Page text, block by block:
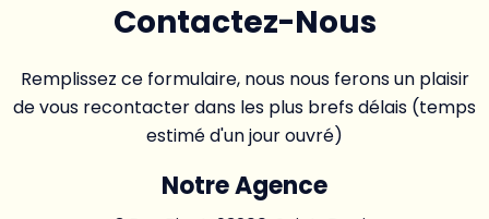
Contactez-Nous
Remplissez ce formulaire, nous nous ferons un plaisir
de vous recontacter dans les plus brefs délais (temps
estimé d'un jour ouvré)
Notre Agence